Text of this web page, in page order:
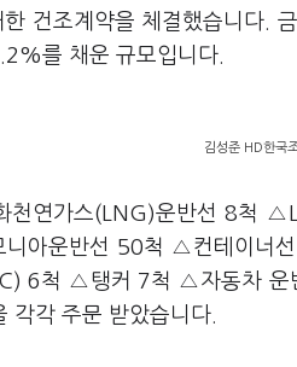
건조계약을 체결했습니다.
를 채운 규모입니다.
김성준 HD한국
천연가스(LNG)운반선 8척
니아운반선 50척 △컨테이
6척 △탱커 7척 △자동차 운
각 주문 받았습니다.